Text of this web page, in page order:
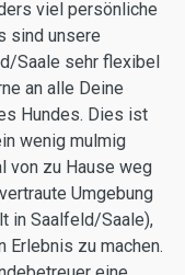
viel persönliche
sind unsere
Saale sehr flexibel
an alle Deine
Hundes. Dies ist
wenig mulmig
von zu Hause weg
Umgebung
in Saalfeld/Saale),
Erlebnis zu machen.